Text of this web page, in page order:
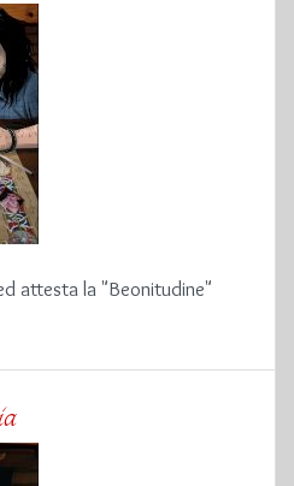
attesta la "Beonitudine"